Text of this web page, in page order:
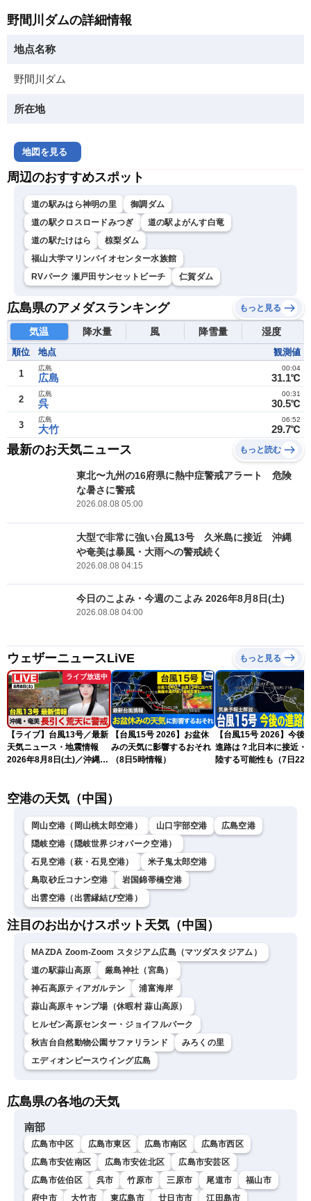
野間川ダムの詳細情報
地点名称
野間川ダム
所在地
地図を見る
周辺のおすすめスポット
道の駅みはら神明の里
御調ダム
道の駅クロスロードみつぎ
道の駅よがんす白竜
道の駅たけはら
椋梨ダム
福山大学マリンバイオセンター水族館
RVパーク 瀬戸田サンセットビーチ
仁賀ダム
広島県のアメダスランキング もっと見る
気温 降水量 風 降雪量 湿度
順位 地点 観測値
1 広島
広島
31.1℃
00:04
2 呉
広島
30.5℃
00:31
3 大竹
広島
29.7℃
06:52
最新のお天気ニュース もっと読む
東北〜九州の16府県に熱中症警戒アラート 危険
な暑さに警戒
2026.08.08 05:00
大型で非常に強い台風13号 久米島に接近 沖縄
や奄美は暴風・大雨への警戒続く
2026.08.08 04:15
今日のこよみ・今週のこよみ 2026年8月8日(土)
2026.08.08 04:00
ウェザーニュースLiVE もっと見る
ライブ放送中
【ライブ】台風13号／最新
天気ニュース・地震情報
2026年8月8日(土)／沖縄・
〈ウェザーニュースLiVEモ
剛央〉
【台風15号 2026】お盆休
みの天気に影響するおそれ
（8日5時情報）
【台風15号 2026】今後
進路は？北日本に接近・
陸する可能性も（7日22
空港の天気（中国）
岡山空港（岡山桃太郎空港） 山口宇部空港
広島空港
隠岐空港（隠岐世界ジオパーク空港）
石見空港（萩・石見空港）
米子鬼太郎空港
鳥取砂丘コナン空港
岩国錦帯橋空港
出雲空港（出雲縁結び空港）
注目のお出かけスポット天気（中国）
MAZDA Zoom-Zoom スタジアム広島（マツダスタジアム）
道の駅蒜山高原
厳島神社（宮島）
神石高原ティアガルテン
浦富海岸
蒜山高原キャンプ場（休暇村 蒜山高原）
ヒルゼン高原センター・ジョイフルパーク
秋吉台自然動物公園サファリランド
みろくの里
エディオンピースウイング広島
広島県の各地の天気
南部
広島市中区 広島市東区 広島市南区
広島市西区
広島市安佐南区
広島市安佐北区
広島市安芸区
広島市佐伯区
呉市 竹原市 三原市 尾道市
福山市
府中市
大竹市 東広島市 廿日市市 江田島市